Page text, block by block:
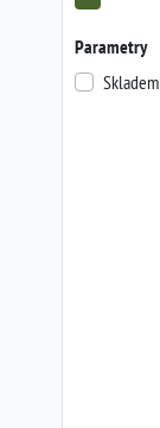
Parametry
Skladem